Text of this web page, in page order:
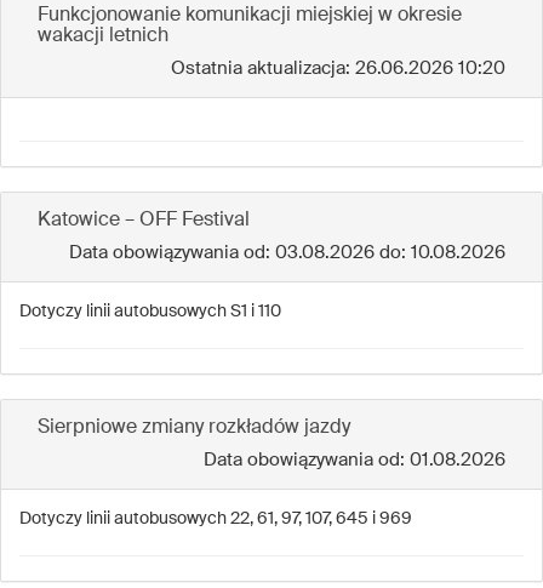
Funkcjonowanie komunikacji miejskiej w okresie
wakacji letnich
Ostatnia aktualizacja: 26.06.2026 10:20
Katowice – OFF Festival
Data obowiązywania od: 03.08.2026 do: 10.08.2026
Dotyczy linii autobusowych S1 i 110
Sierpniowe zmiany rozkładów jazdy
Data obowiązywania od: 01.08.2026
Dotyczy linii autobusowych 22, 61, 97, 107, 645 i 969